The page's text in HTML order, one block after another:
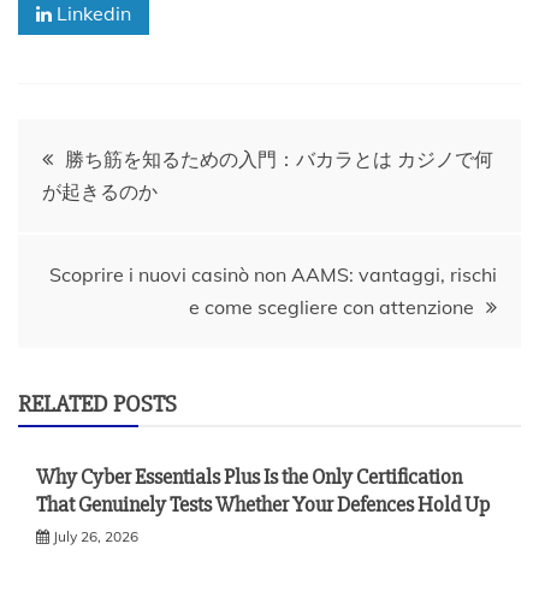
Linkedin
Post
navigation
勝ち筋を知るための入門：バカラとは カジノで何
が起きるのか
Scoprire i nuovi casinò non AAMS: vantaggi, rischi
e come scegliere con attenzione
RELATED POSTS
Why Cyber Essentials Plus Is the Only Certification
That Genuinely Tests Whether Your Defences Hold Up
July 26, 2026